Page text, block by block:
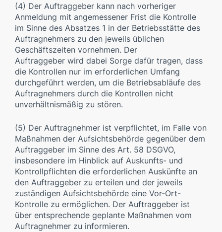
(4) Der Auftraggeber kann nach vorheriger
Anmeldung mit angemessener Frist die Kontrolle
im Sinne des Absatzes 1 in der Betriebsstätte des
Auftragnehmers zu den jeweils üblichen
Geschäftszeiten vornehmen. Der
Auftraggeber wird dabei Sorge dafür tragen, dass
die Kontrollen nur im erforderlichen Umfang
durchgeführt werden, um die Betriebsabläufe des
Auftragnehmers durch die Kontrollen nicht
unverhältnismäßig zu stören.
(5) Der Auftragnehmer ist verpflichtet, im Falle von
Maßnahmen der Aufsichtsbehörde gegenüber dem
Auftraggeber im Sinne des Art. 58 DSGVO,
insbesondere im Hinblick auf Auskunfts- und
Kontrollpflichten die erforderlichen Auskünfte an
den Auftraggeber zu erteilen und der jeweils
zuständigen Aufsichtsbehörde eine Vor-Ort-
Kontrolle zu ermöglichen. Der Auftraggeber ist
über entsprechende geplante Maßnahmen vom
Auftragnehmer zu informieren.